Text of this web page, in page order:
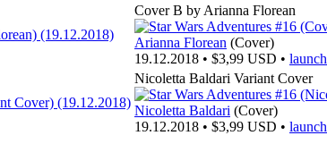
Cover B by Arianna Florean
Arianna Florean (Cover)
19.12.2018 • $3,99 USD • launch
Nicoletta Baldari Variant Cover
Nicoletta Baldari (Cover)
19.12.2018 • $3,99 USD • launch